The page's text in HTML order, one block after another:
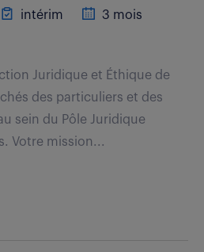
intérim
3 mois
Juridique et Éthique de
des particuliers et des
sein du Pôle Juridique
Votre mission...